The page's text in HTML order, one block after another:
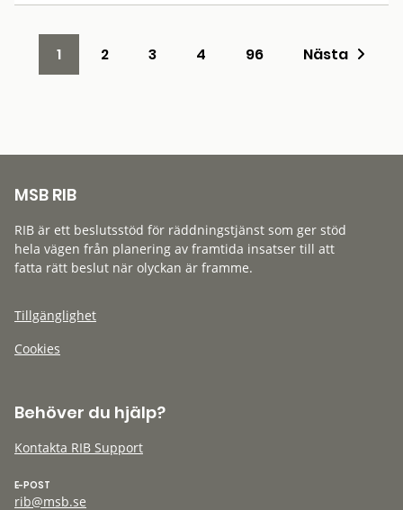
1 2 3 4 96 Nästa
MSB RIB
RIB är ett beslutsstöd för räddningstjänst som ger stöd
hela vägen från planering av framtida insatser till att
fatta rätt beslut när olyckan är framme.
Tillgänglighet
Cookies
Behöver du hjälp?
Kontakta RIB Support
E-POST
rib@msb.se